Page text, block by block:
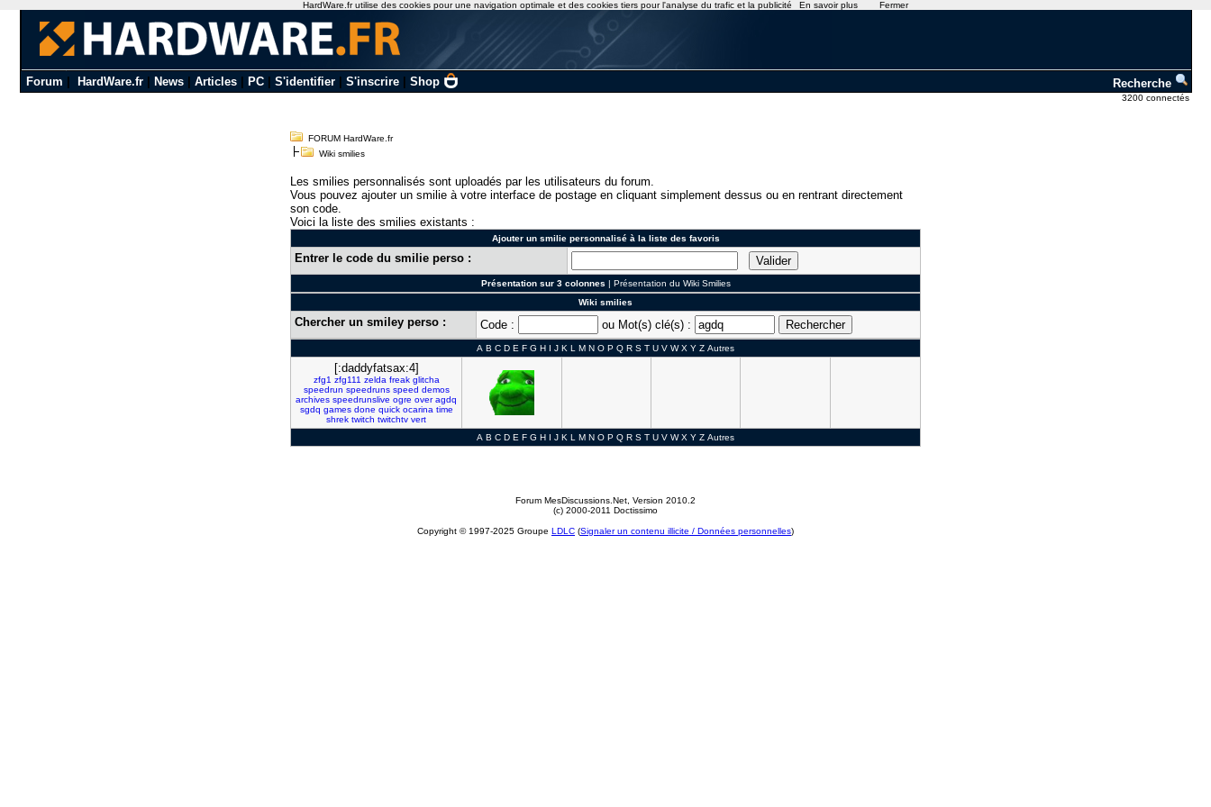
Forum HardWare.fr| News| Articles| PC| S'identifier| S'inscrire| Shop Recherche
3200 connectés
FORUM HardWare.fr
Wiki smilies
Les smilies personnalisés sont uploadés par les utilisateurs du forum.
Vous pouvez ajouter un smilie à votre interface de postage en cliquant simplement dessus ou en rentrant directement
son code.
Voici la liste des smilies existants :
Ajouter un smilie personnalisé à la liste des favoris
Entrer le code du smilie perso :
Présentation sur 3 colonnes | Présentation du Wiki Smilies
Wiki smilies
Chercher un smiley perso : Code : ou Mot(s) clé(s) :
A B C D E F G H I J K L M N O P Q R S T U V W X Y Z Autres
[:daddyfatsax:4]
zfg1 zfg111 zelda freak glitcha
speedrun speedruns speed demos
archives speedrunslive ogre over agdq
sgdq games done quick ocarina time
shrek twitch twitchtv vert
A B C D E F G H I J K L M N O P Q R S T U V W X Y Z Autres
Forum MesDiscussions.Net , Version 2010.2
(c) 2000-2011 Doctissimo
Copyright © 1997-2025 Groupe LDLC (Signaler un contenu illicite / Données personnelles)
HardWare.fr utilise des cookies pour une navigation optimale et des cookies tiers pour l'analyse du trafic et la publicité En savoir plus Fermer